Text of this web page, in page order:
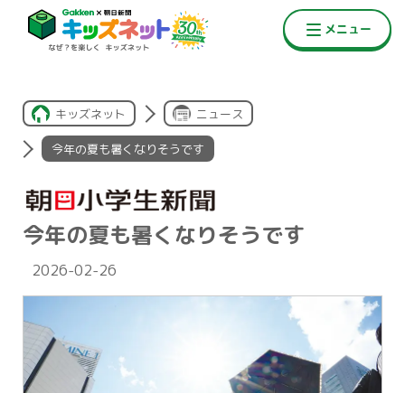
キッズネット ニュース
今年の夏も暑くなりそうです
今年の夏も暑くなりそうです
2026-02-26